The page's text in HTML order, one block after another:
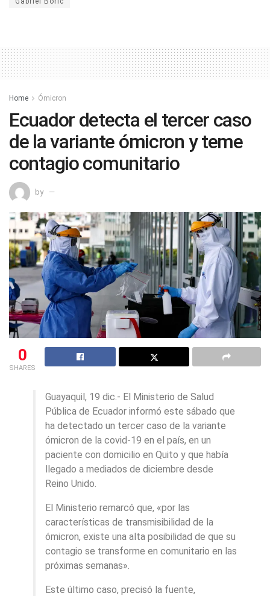
Home Ómicron
Ecuador detecta el tercer caso
de la variante ómicron y teme
contagio comunitario
by
0
SHARES
Guayaquil, 19 dic.- El Ministerio de Salud
Pública de Ecuador informó este sábado que
ha detectado un tercer caso de la variante
ómicron de la covid-19 en el país, en un
paciente con domicilio en Quito y que había
llegado a mediados de diciembre desde
Reino Unido.
El Ministerio remarcó que, «por las
características de transmisibilidad de la
ómicron, existe una alta posibilidad de que su
contagio se transforme en comunitario en las
próximas semanas».
Este último caso, precisó la fuente,